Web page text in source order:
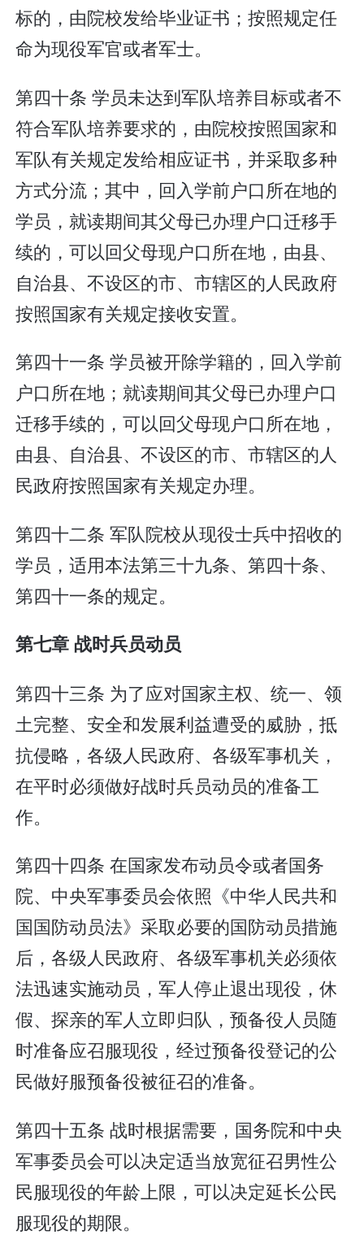
标的，由院校发给毕业证书；按照规定任
命为现役军官或者军士。
第四十条 学员未达到军队培养目标或者不
符合军队培养要求的，由院校按照国家和
军队有关规定发给相应证书，并采取多种
方式分流；其中，回入学前户口所在地的
学员，就读期间其父母已办理户口迁移手
续的，可以回父母现户口所在地，由县、
自治县、不设区的市、市辖区的人民政府
按照国家有关规定接收安置。
第四十一条 学员被开除学籍的，回入学前
户口所在地；就读期间其父母已办理户口
迁移手续的，可以回父母现户口所在地，
由县、自治县、不设区的市、市辖区的人
民政府按照国家有关规定办理。
第四十二条 军队院校从现役士兵中招收的
学员，适用本法第三十九条、第四十条、
第四十一条的规定。
第七章 战时兵员动员
第四十三条 为了应对国家主权、统一、领
土完整、安全和发展利益遭受的威胁，抵
抗侵略，各级人民政府、各级军事机关，
在平时必须做好战时兵员动员的准备工
作。
第四十四条 在国家发布动员令或者国务
院、中央军事委员会依照《中华人民共和
国国防动员法》采取必要的国防动员措施
后，各级人民政府、各级军事机关必须依
法迅速实施动员，军人停止退出现役，休
假、探亲的军人立即归队，预备役人员随
时准备应召服现役，经过预备役登记的公
民做好服预备役被征召的准备。
第四十五条 战时根据需要，国务院和中央
军事委员会可以决定适当放宽征召男性公
民服现役的年龄上限，可以决定延长公民
服现役的期限。